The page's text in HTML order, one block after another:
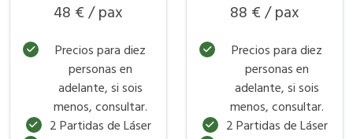
48 € / pax
Precios para diez
personas en
adelante, si sois
menos, consultar.
2 Partidas de Láser
88 € / pax
Precios para diez
personas en
adelante, si sois
menos, consultar.
2 Partidas de Láser